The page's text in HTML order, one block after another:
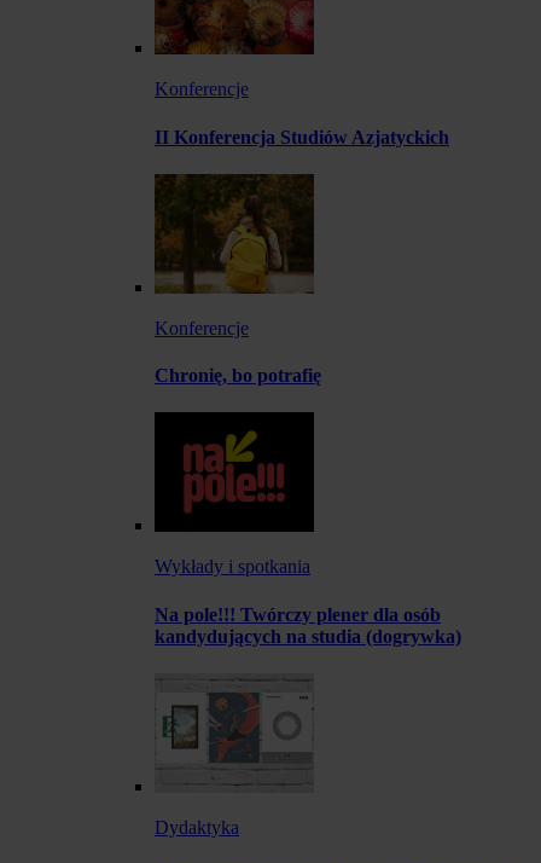
Konferencje
II Konferencja Studiów Azjatyckich
Konferencje
Chronię, bo potrafię
Wykłady i spotkania
Na pole!!! Twórczy plener dla osób
kandydujących na studia (dogrywka)
Dydaktyka